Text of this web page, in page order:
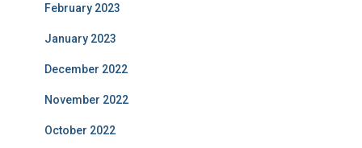
February 2023
January 2023
December 2022
November 2022
October 2022